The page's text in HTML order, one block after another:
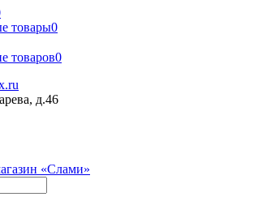
товары0
товаров0
д.46